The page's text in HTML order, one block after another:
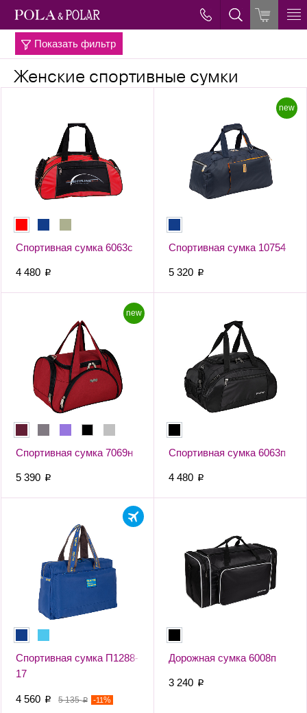
Главная → Спортивные сумки
Женские спортивные сумки
Показать фильтр
Спортивная сумка 6063с
4 480 p
new
Спортивная сумка 10754
5 320 p
new
Спортивная сумка 7069н
5 390 p
Спортивная сумка 6063п
4 480 p
Спортивная сумка П1288-
17
-11%
5 135p
4 560 p
Дорожная сумка 6008п
3 240 p